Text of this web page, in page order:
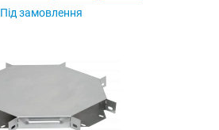
Під замовлення